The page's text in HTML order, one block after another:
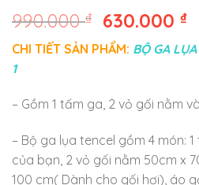
990.000₫ 630.000₫
CHI TIẾT SẢN PHẨM: BỘ GA
1
– Gồm 1 tấm ga, 2 vỏ gối nằm
– Bộ ga lụa tencel gồm 4 món:
của bạn, 2 vỏ gối nằm 50cm x
100 cm( Dành cho gối hơi), áo